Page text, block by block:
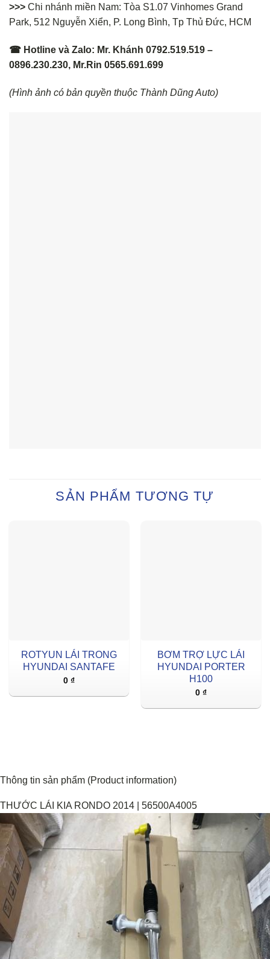
>>> Chi nhánh miền Nam: Tòa S1.07 Vinhomes Grand
Park, 512 Nguyễn Xiển, P. Long Bình, Tp Thủ Đức, HCM
☎ Hotline và Zalo: Mr. Khánh 0792.519.519 –
0896.230.230, Mr.Rin 0565.691.699
(Hình ảnh có bản quyền thuộc Thành Dũng Auto)
SẢN PHẨM TƯƠNG TỰ
ROTYUN LÁI TRONG
HYUNDAI SANTAFE
0 ₫
BƠM TRỢ LỰC LÁI
HYUNDAI PORTER
H100
0 ₫
Thông tin sản phẩm (Product information)
THƯỚC LÁI KIA RONDO 2014 | 56500A4005